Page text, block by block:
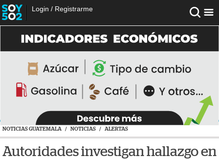
Login / Registrarme
NOTICIAS GUATEMALA / NOTICIAS / ALERTAS
Autoridades investigan hallazgo en